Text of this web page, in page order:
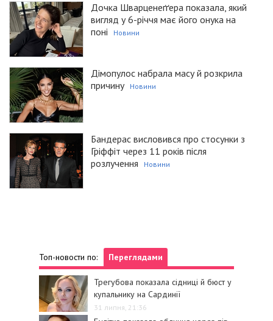
Дочка Шварценеґґера показала, який
вигляд у 6-річчя має його онука на
поні
Новини
Дімопулос набрала масу й розкрила
причину
Новини
Бандерас висловився про стосунки з
Гріффіт через 11 років після
розлучення
Новини
Топ-новости по: Переглядами
Трегубова показала сідниці й бюст у
купальнику на Сардинії
31 липня, 21:36